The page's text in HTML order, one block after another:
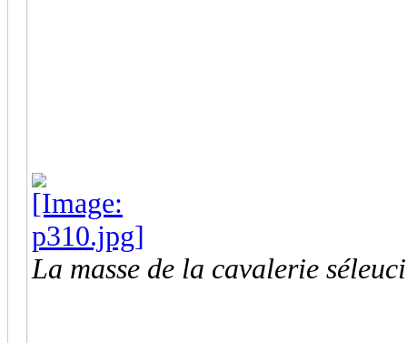
La masse de la cavalerie